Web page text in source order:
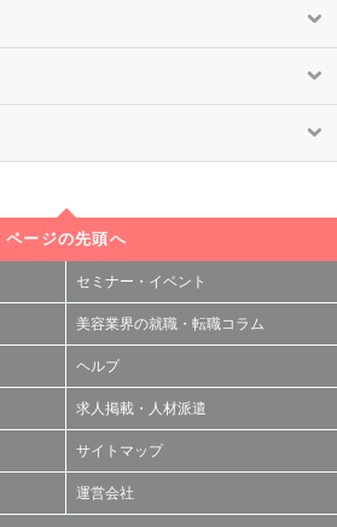
ページの先頭へ
セミナー・イベント
美容業界の就職・転職コラム
ヘルプ
求人掲載・人材派遣
サイトマップ
運営会社